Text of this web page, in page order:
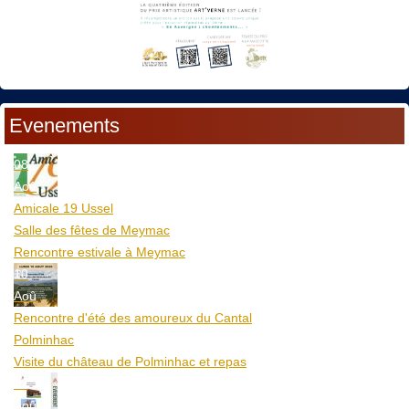
Evenements
08
Aoû
Amicale 19 Ussel
Salle des fêtes de Meymac
Rencontre estivale à Meymac
10
Aoû
Rencontre d'été des amoureux du Cantal
Polminhac
Visite du château de Polminhac et repas
12
Aoû